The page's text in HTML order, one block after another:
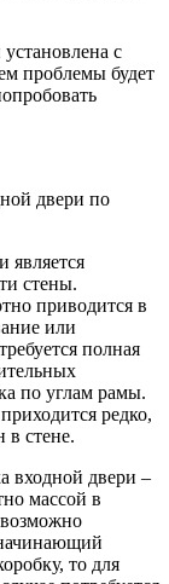
с
проблемы будет
двери по
является
стены.
приводится в
или
полная
по углам рамы.
редко,
в стене.
входной двери –
массой в
то для